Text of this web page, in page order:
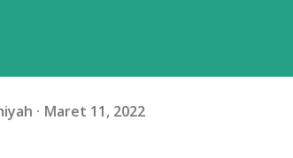
Maret 11, 2022